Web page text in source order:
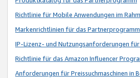
Richtlinie für Mobile Anwendungen im
Markenrichtlinien für das Partnerprogramm
IP-Lizenz- und Nutzungsanforderungen
Richtlinie für das Amazon Influencer
Anforderungen für Preissuchmaschinen in